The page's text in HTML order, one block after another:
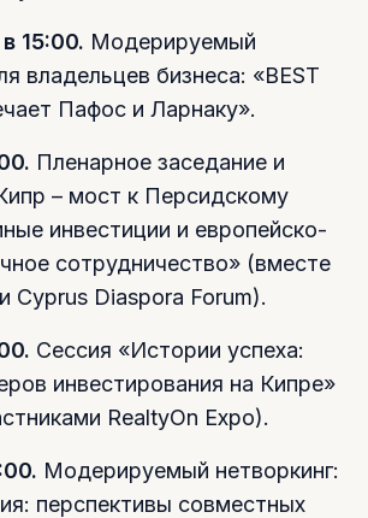
15:00. Модерируемый
владельцев бизнеса: «BEST
Пафос и Ларнаку».
Пленарное заседание и
– мост к Персидскому
инвестиции и европейско-
сотрудничество» (вместе
Cyprus Diaspora Forum).
Сессия «Истории успеха:
инвестирования на Кипре»
RealtyOn Expo).
Модерируемый нетворкинг:
перспективы совместных